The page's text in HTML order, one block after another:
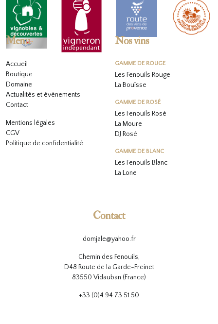
Menu
Accueil
Boutique
Domaine
Actualités et événements
Contact
Mentions légales
CGV
Politique de confidentialité
Nos vins
GAMME DE ROUGE
Les Fenouils Rouge
La Bouïsse
GAMME DE ROSÉ
Les Fenouils Rosé
La Moure
DJ Rosé
GAMME DE BLANC
Les Fenouils Blanc
La Lone
Contact
domjale@yahoo.fr
Chemin des Fenouils,
D48 Route de la Garde-Freinet
83550 Vidauban (France)
+33 (0)4 94 73 51 50